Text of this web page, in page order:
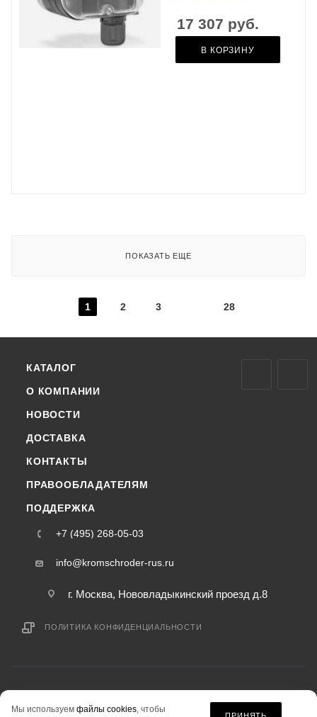
17 307 руб.
В КОРЗИНУ
ПОКАЗАТЬ ЕЩЕ
1 2 3 28
КАТАЛОГ
О КОМПАНИИ
НОВОСТИ
ДОСТАВКА
КОНТАКТЫ
ПРАВООБЛАДАТЕЛЯМ
ПОДДЕРЖКА
+7 (495) 268-05-03
info@kromschroder-rus.ru
г. Москва, Нововладыкинский проезд д.8
ПОЛИТИКА КОНФИДЕНЦИАЛЬНОСТИ
информация на сайте «kromschroder-rus.ru» не является публичной офертой.
Мы используем файлы cookies, чтобы